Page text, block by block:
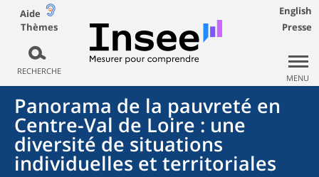
Aide
Thèmes
RECHERCHE
English
Presse
MENU
Panorama de la pauvreté en
Centre-Val de Loire : une
diversité de situations
individuelles et territoriales